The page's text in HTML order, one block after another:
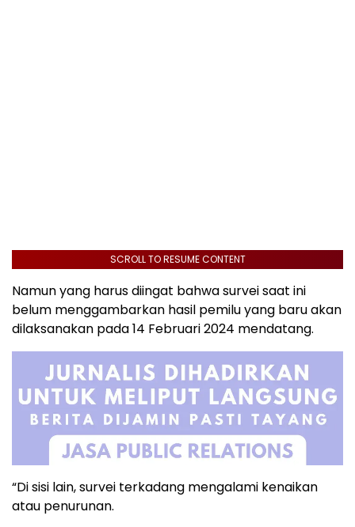
SCROLL TO RESUME CONTENT
Namun yang harus diingat bahwa survei saat ini
belum menggambarkan hasil pemilu yang baru akan
dilaksanakan pada 14 Februari 2024 mendatang.
“Di sisi lain, survei terkadang mengalami kenaikan
atau penurunan.